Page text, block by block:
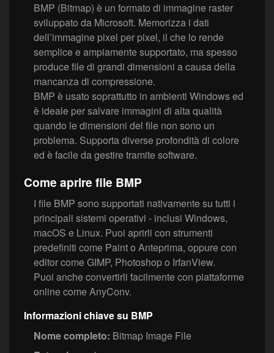
BMP (Bitmap) è un formato di immagine raster
sviluppato da Microsoft. Memorizza i dati
dell’immagine pixel per pixel, il che lo rende
semplice e ampiamente supportato, ma spesso
produce file di grandi dimensioni a causa della
mancanza di compressione.
BMP è usato soprattutto in ambienti Windows ed
è ideale per salvare immagini di alta qualità
quando le dimensioni del file non sono un
problema. Supporta diverse profondità di colore
ed è facile da gestire tramite software.
Come aprire file BMP
I file BMP sono supportati nativamente su tutti i
principali sistemi operativi - inclusi Windows,
macOS e Linux. Puoi aprirli con strumenti
predefiniti come Paint o Anteprima, oppure con
editor come GIMP, Photoshop o IrfanView.
Puoi anche convertirli facilmente con piattaforme
online come AnyConv.
Informazioni chiave su BMP
Nome completo: Bitmap Image File